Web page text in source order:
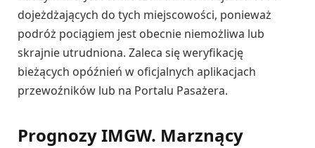
dojeżdżających do tych miejscowości, ponieważ
podróż pociągiem jest obecnie niemożliwa lub
skrajnie utrudniona. Zaleca się weryfikację
bieżących opóźnień w oficjalnych aplikacjach
przewoźników lub na Portalu Pasażera.
Prognozy IMGW. Marznący